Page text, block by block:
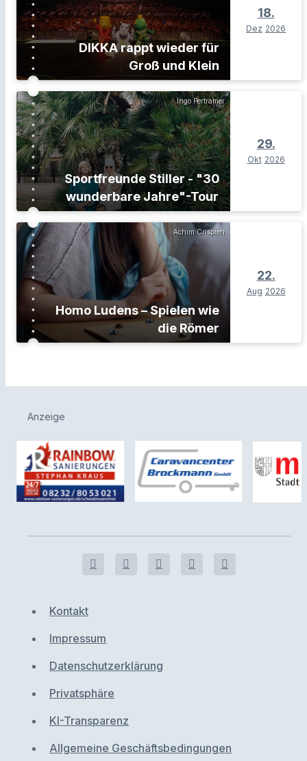
DIKKA rappt wieder für
Groß und Klein
18.
Dez 2026
Ingo Pertramer
Sportfreunde Stiller - "30
wunderbare Jahre"-Tour
29.
Okt 2026
Achim Crispien
Homo Ludens – Spielen wie
die Römer
22.
Aug 2026
Anzeige
Kontakt
Impressum
Datenschutzerklärung
Privatsphäre
KI-Transparenz
Allgemeine Geschäftsbedingungen